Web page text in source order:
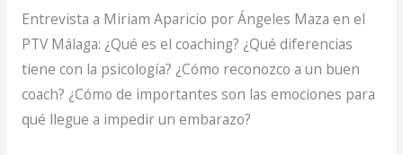
Entrevista a Miriam Aparicio por Ángeles Maza en el
PTV Málaga: ¿Qué es el coaching? ¿Qué diferencias
tiene con la psicología? ¿Cómo reconozco a un buen
coach? ¿Cómo de importantes son las emociones para
qué llegue a impedir un embarazo?